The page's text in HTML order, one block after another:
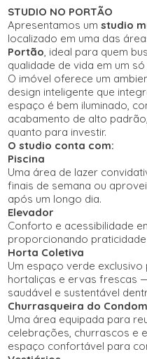
STUDIO NO PORTÃO
Apresentamos umstudio
localizado em uma das
Portão, ideal para quem
qualidade de vida em um só
O imóvel oferece um
design inteligente que
espaço é bem iluminado,
acabamento de alto
quanto para investir.
O studio conta com:
Piscina
Uma área de lazer
finais de semana ou
após um longo dia.
Elevador
Conforto e acessibilidade
proporcionando
Horta Coletiva
Um espaço verde
hortaliças e ervas frescas
saudável e sustentável
Churrasqueira do
Uma área equipada para
celebrações, churrascos e
espaço confortável para